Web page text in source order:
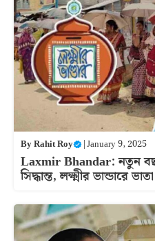
ByRahit Roy |January 9, 2025
Laxmir Bhandar: নতুন
সিদ্ধান্ত, লক্ষ্মীর ভান্ডারে